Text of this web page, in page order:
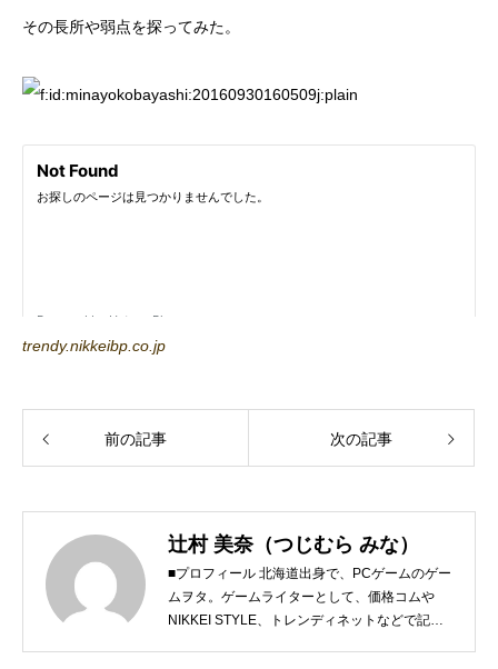
その長所や弱点を探ってみた。
trendy.nikkeibp.co.jp
前の記事 次の記事
辻村 美奈（つじむら みな）
■プロフィール 北海道出身で、PCゲームのゲー
ムヲタ。ゲームライターとして、価格コムや
NIKKEI STYLE、トレンディネットなどで記事